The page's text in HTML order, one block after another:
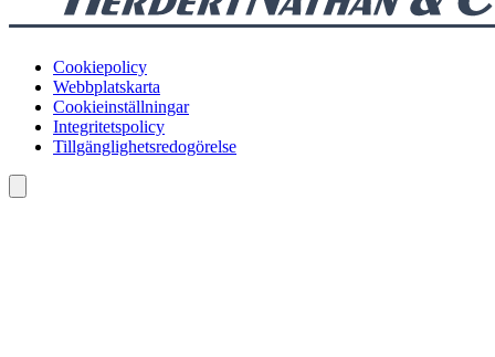
Cookiepolicy
Webbplatskarta
Cookieinställningar
Integritetspolicy
Tillgänglighetsredogörelse